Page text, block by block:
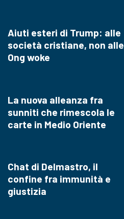
Aiuti esteri di Trump: alle
società cristiane, non alle
Ong woke
La nuova alleanza fra
sunniti che rimescola le
carte in Medio Oriente
Chat di Delmastro, il
confine fra immunità e
giustizia